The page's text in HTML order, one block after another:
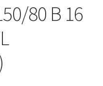
80 B 16